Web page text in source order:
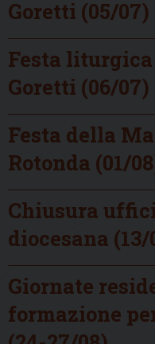
Goretti (05/07)
Festa
Goretti (06/07)
Festa della
Rotonda (01/
Chiusura
diocesana
Giornate
formazione